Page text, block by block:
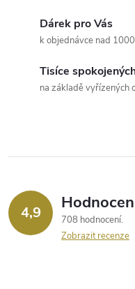
k
y
v
Dárek pro Vás
k objednávce nad
Tisíce
na základě vyřízených
4,9
708 hodnocení
Zobrazit recenze